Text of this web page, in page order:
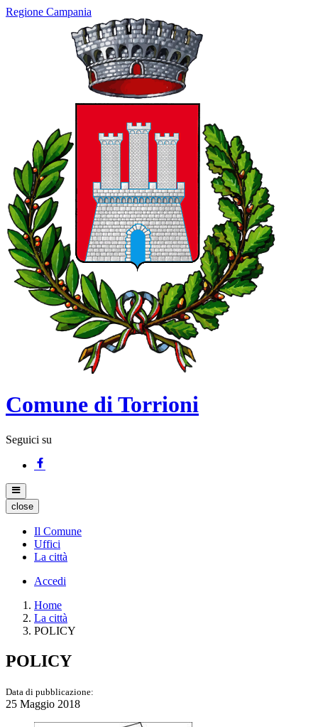
Regione Campania
Comune di Torrioni
Seguici su
close
Il Comune
Uffici
La città
Accedi
Home
La città
POLICY
POLICY
Data di pubblicazione:
25 Maggio 2018